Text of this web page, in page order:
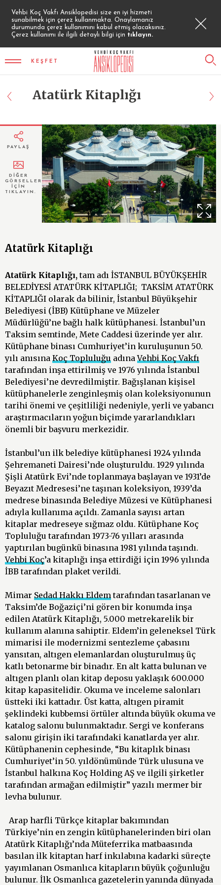
Vehbi Koç Vakfı Ansiklopedisi size en iyi hizmeti
sunabilmek için çerez kullanmakta. Onaylamanız
durumunda çerez kullanımını kabul etmiş olacaksınız.
Çerez kullanımı ile ilgili detaylı bilgi için tıklayın.
KEŞFET
Atatürk Kitaplığı
PAYLAŞ
DİĞER
GÖRSELLER
İÇİN
TIKLAYIN.
Atatürk Kitaplığı
Atatürk Kitaplığı,tam adı İSTANBUL BÜYÜKŞEHİR
BELEDİYESİ ATATÜRK KİTAPLIĞI; TAKSİM ATATÜRK
KİTAPLIĞI olarak da bilinir, İstanbul Büyükşehir
Belediyesi (İBB) Kütüphane ve Müzeler
Müdürlüğü’ne bağlı halk kütüphanesi. İstanbul’un
Taksim semtinde, Mete Caddesi üzerinde yer alır.
Kütüphane binası Cumhuriyet’in kuruluşunun 50.
yılı anısına Koç Topluluğu adınaVehbi Koç Vakfı
tarafından inşa ettirilmiş ve 1976 yılında İstanbul
Belediyesi’ne devredilmiştir. Bağışlanan kişisel
kütüphanelerle zenginleşmiş olan koleksiyonunun
tarihi önemi ve çeşitliliği nedeniyle, yerli ve yabancı
araştırmacıların yoğun biçimde yararlandıkları
önemli bir başvuru merkezidir.
İstanbul’un ilk belediye kütüphanesi 1924 yılında
Şehremaneti Dairesi’nde oluşturuldu. 1929 yılında
Şişli Atatürk Evi’nde toplanmaya başlayan ve 1931’de
Beyazıt Medresesi’ne taşınan koleksiyon, 1939’da
medrese binasında Belediye Müzesi ve Kütüphanesi
adıyla kullanıma açıldı. Zamanla sayısı artan
kitaplar medreseye sığmaz oldu. Kütüphane Koç
Topluluğu tarafından 1973-76 yılları arasında
yaptırılan bugünkü binasına 1981 yılında taşındı.
Vehbi Koç’a kitaplığı inşa ettirdiği için 1996 yılında
İBB tarafından plaket verildi.
Mimar Sedad Hakkı Eldemtarafından tasarlanan ve
Taksim’de Boğaziçi’ni gören bir konumda inşa
edilen Atatürk Kitaplığı, 5.000 metrekarelik bir
kullanım alanına sahiptir. Eldem’in geleneksel Türk
mimarisi ile modernizmi sentezleme çabasını
yansıtan, altıgen elemanlardan oluşturulmuş üç
katlı betonarme bir binadır. En alt katta bulunan ve
altıgen planlı olan kitap deposu yaklaşık 600.000
kitap kapasitelidir. Okuma ve inceleme salonları
üstteki iki kattadır. Üst katta, altıgen piramit
şeklindeki kubbemsi örtüler altında büyük okuma ve
katalog salonu bulunmaktadır. Sergi ve konferans
salonu girişin iki tarafındaki kanatlarda yer alır.
Kütüphanenin cephesinde, “Bu kitaplık binası
Cumhuriyet’in 50. yıldönümünde Türk ulusuna ve
İstanbul halkına Koç Holding AŞ ve ilgili şirketler
tarafından armağan edilmiştir” yazılı mermer bir
levha bulunur.
Arap harfli Türkçe kitaplar bakımından
Türkiye’nin en zengin kütüphanelerinden biri olan
Atatürk Kitaplığı’nda Müteferrika matbaasında
basılan ilk kitaptan harf inkılabına kadarki süreçte
yayımlanan Osmanlıca kitapların büyük çoğunluğu
bulunur. İlk Osmanlıca gazetelerin yanında dünyada